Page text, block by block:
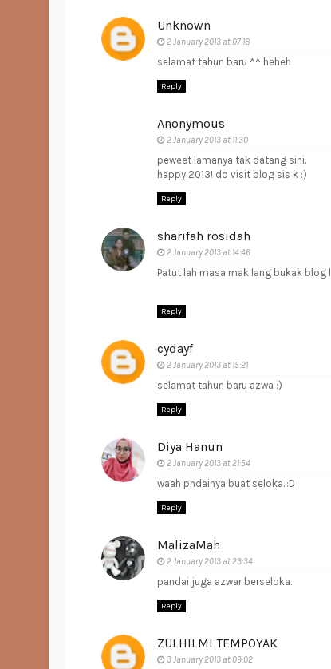
Unknown
2 January 2013 at 07:18
selamat tahun baru ^^ heheh
Reply
Anonymous
2 January 2013 at 11:30
peweet lamanya tak datang sini.
happy 2013! do visit blog sis k :)
Reply
sharifah rosidah
2 January 2013 at 14:46
Patut lah masa mak lang bukak blog
Reply
cydayf
2 January 2013 at 15:21
selamat tahun baru azwa :)
Reply
Diya Hanun
2 January 2013 at 21:54
waah pndainya buat seloka..:D
Reply
MalizaMah
2 January 2013 at 23:34
pandai juga azwar berseloka.
Reply
ZULHILMI TEMPOYAK
3 January 2013 at 09:02